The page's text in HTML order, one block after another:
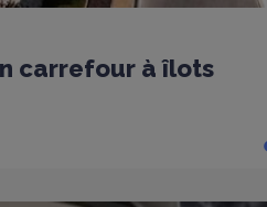
carrefour à îlots